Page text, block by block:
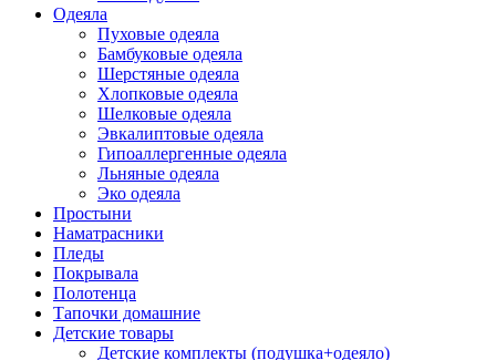
Одеяла
Пуховые одеяла
Бамбуковые одеяла
Шерстяные одеяла
Хлопковые одеяла
Шелковые одеяла
Эвкалиптовые одеяла
Гипоаллергенные одеяла
Льняные одеяла
Эко одеяла
Простыни
Наматрасники
Пледы
Покрывала
Полотенца
Тапочки домашние
Детские товары
Детские комплекты (подушка+одеяло)